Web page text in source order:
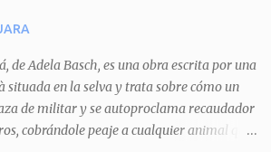
de Adela Basch, es una obra escrita por una
situada en la selva y trata sobre cómo un
de militar y se autoproclama recaudador
cobrándole peaje a cualquier animal que